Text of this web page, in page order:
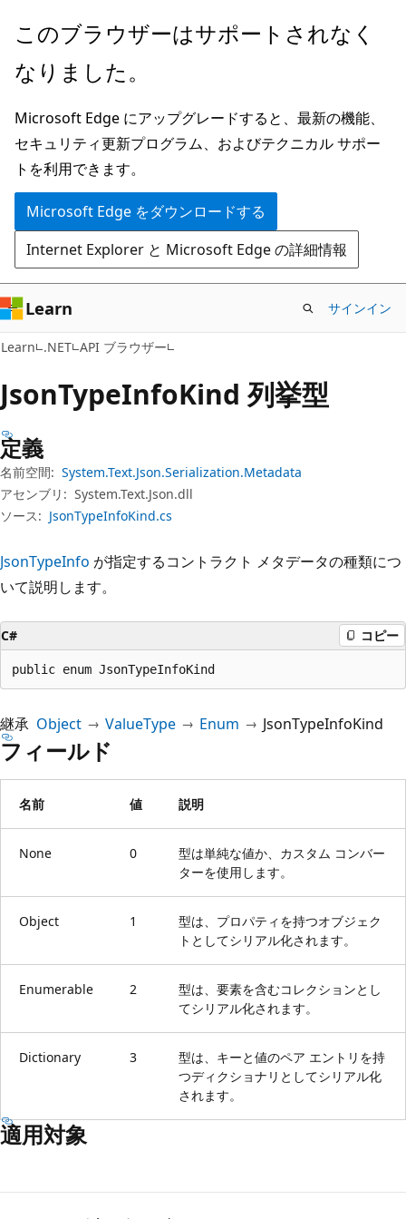
メ
ン
ン
テ
ン
ツ
に
ス
キ
ッ
プ
ペ
ジ
ナ
ビ
ゲ
ー
シ
ョ
ン
に
ス
キ
プ
このブラウザーはサポートされなく
なりました。
Microsoft Edge にアップグレードすると、最新の機能、
セキュリティ更新プログラム、およびテクニカル サポー
トを利用できます。
Microsoft Edge をダウンロードする
Internet Explorer と Microsoft Edge の詳細情報
Learn サインイン
Learn .NET API ブラウザー
JsonTypeInfoKind 列挙型
定義
名前空間: System.Text.Json.Serialization.Metadata
アセンブリ: System.Text.Json.dll
ソース: JsonTypeInfoKind.cs
JsonTypeInfo が指定するコントラクト メタデータの種類につ
いて説明します。
C# コピー
public enum JsonTypeInfoKind
継承 Object ValueType Enum JsonTypeInfoKind
フィールド
名前 値 説明
None 0
型は単純な値か、カスタム コンバー
ターを使用します。
Object 1
型は、プロパティを持つオブジェク
トとしてシリアル化されます。
Enumerable 2
型は、要素を含むコレクションとし
てシリアル化されます。
Dictionary 3
型は、キーと値のペア エントリを持
つディクショナリとしてシリアル化
されます。
適用対象
み